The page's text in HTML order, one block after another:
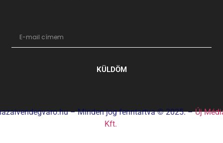
KÜLDÖM
– Minden jog fenntartva © 2025. –Új
Kft.